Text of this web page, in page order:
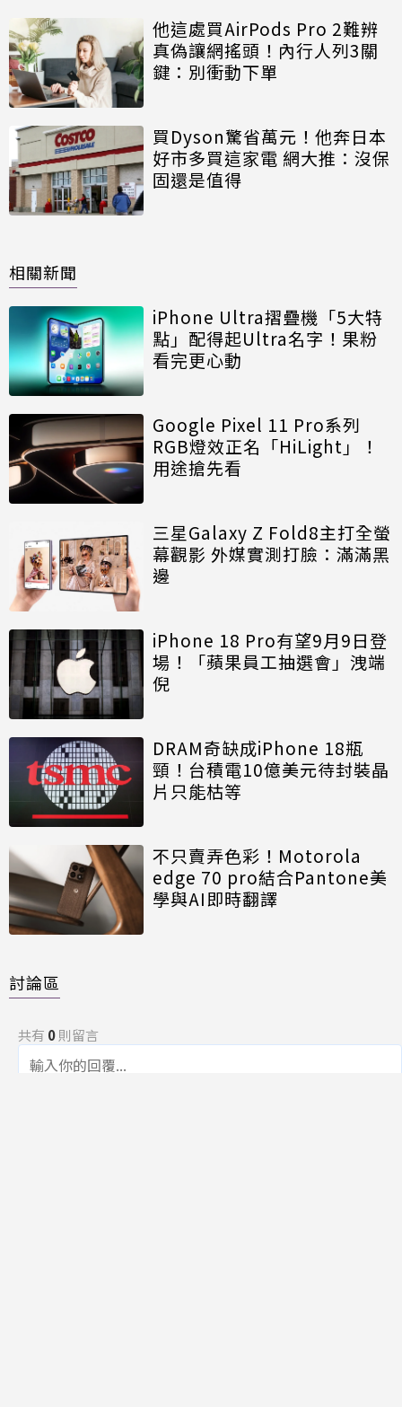
他這處買AirPods Pro 2難辨
真偽讓網搖頭！內行人列3關
鍵：別衝動下單
買Dyson驚省萬元！他奔日本
好市多買這家電 網大推：沒保
固還是值得
相關新聞
iPhone Ultra摺疊機「5大特
點」配得起Ultra名字！果粉
看完更心動
Google Pixel 11 Pro系列
RGB燈效正名「HiLight」！
用途搶先看
三星Galaxy Z Fold8主打全螢
幕觀影 外媒實測打臉：滿滿黑
邊
iPhone 18 Pro有望9月9日登
場！「蘋果員工抽選會」洩端
倪
DRAM奇缺成iPhone 18瓶
頸！台積電10億美元待封裝晶
片只能枯等
不只賣弄色彩！Motorola
edge 70 pro結合Pantone美
學與AI即時翻譯
討論區
共有 0則留言